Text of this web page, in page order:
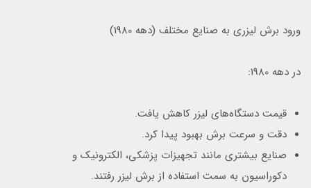
ورود برش لیزری به صنایع مختلف (دهه 1980)
در دهه 1980:
قیمت دستگاه‌های لیزر کاهش یافت.
دقت و سرعت برش بهبود پیدا کرد.
صنایع بیشتری مانند تجهیزات پزشکی، الکترونیک و
دکوراسیون به سمت استفاده از برش لیزر رفتند.